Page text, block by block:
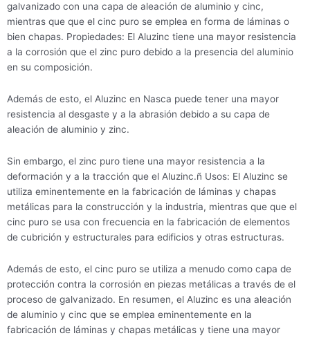
galvanizado con una capa de aleación de aluminio y cinc,
mientras que que el cinc puro se emplea en forma de láminas o
bien chapas. Propiedades: El Aluzinc tiene una mayor resistencia
a la corrosión que el zinc puro debido a la presencia del aluminio
en su composición.
Además de esto, el Aluzinc en Nasca puede tener una mayor
resistencia al desgaste y a la abrasión debido a su capa de
aleación de aluminio y zinc.
Sin embargo, el zinc puro tiene una mayor resistencia a la
deformación y a la tracción que el Aluzinc.ñ Usos: El Aluzinc se
utiliza eminentemente en la fabricación de láminas y chapas
metálicas para la construcción y la industria, mientras que que el
cinc puro se usa con frecuencia en la fabricación de elementos
de cubrición y estructurales para edificios y otras estructuras.
Además de esto, el cinc puro se utiliza a menudo como capa de
protección contra la corrosión en piezas metálicas a través de el
proceso de galvanizado. En resumen, el Aluzinc es una aleación
de aluminio y cinc que se emplea eminentemente en la
fabricación de láminas y chapas metálicas y tiene una mayor